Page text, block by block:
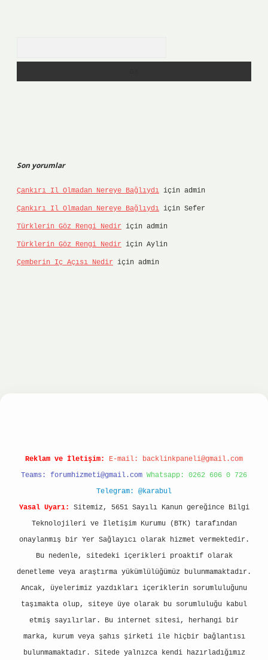
Son yorumlar
Çankırı Il Olmadan Nereye Bağlıydı için admin
Çankırı Il Olmadan Nereye Bağlıydı için Sefer
Türklerin Göz Rengi Nedir için admin
Türklerin Göz Rengi Nedir için Aylin
Çemberin Iç Açısı Nedir için admin
Reklam ve İletişim: E-mail: backlinkpaneli@gmail.com
Teams: forumhizmeti@gmail.com Whatsapp: 0262 606 0 726
Telegram: @karabul
Yasal Uyarı:
Sitemiz, 5651 Sayılı Kanun gereğince Bilgi
Teknolojileri ve İletişim Kurumu (BTK) tarafından
onaylanmış bir Yer Sağlayıcı olarak hizmet vermektedir.
Bu nedenle, sitedeki içerikleri proaktif olarak
denetleme veya araştırma yükümlülüğümüz bulunmamaktadır.
Ancak, üyelerimiz yazdıkları içeriklerin sorumluluğunu
taşımakta olup, siteye üye olarak bu sorumluluğu kabul
etmiş sayılırlar. Bu internet sitesi, herhangi bir
marka, kurum veya şahıs şirketi ile hiçbir bağlantısı
bulunmamaktadır. Sitede yalnızca kendi hazırladığımız